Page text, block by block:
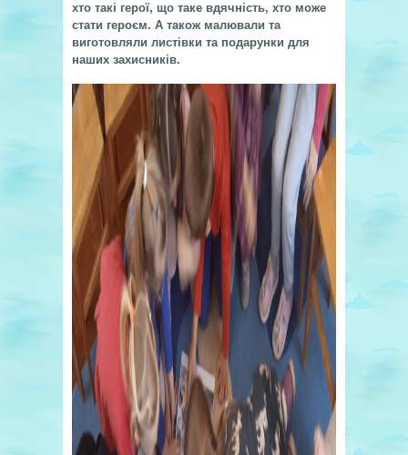
хто такі герої, що таке вдячність, хто може
стати героєм. А також малювали та
виготовляли листівки та подарунки для
наших захисників.